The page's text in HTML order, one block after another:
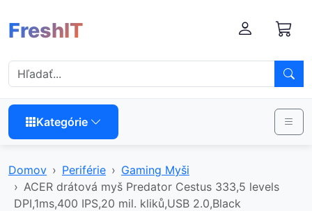
FreshIT
Kategórie
Domov Periférie
Gaming Myši
ACER drátová myš Predator Cestus 333,5 levels
DPI,1ms,400 IPS,20 mil. kliků,USB 2.0,Black